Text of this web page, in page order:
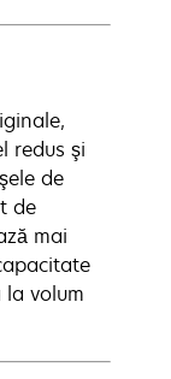
redus şi
de
de
mai
la volum